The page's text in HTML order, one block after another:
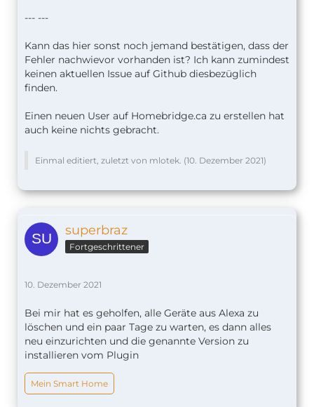
--- ---
Kann das hier sonst noch jemand bestätigen, dass der
Fehler nachwievor vorhanden ist? Ich kann zumindest
keinen aktuellen Issue auf Github diesbezüglich
finden.
Einen neuen User auf Homebridge.ca zu erstellen hat
auch keine nichts gebracht.
Einmal editiert, zuletzt von mlotek. (10. Dezember 2021)
superbraz
Fortgeschrittener
10. Dezember 2021
Bei mir hat es geholfen, alle Geräte aus Alexa zu
löschen und ein paar Tage zu warten, es dann alles
neu einzurichten und die genannte Version zu
installieren vom Plugin
Mein Smart Home